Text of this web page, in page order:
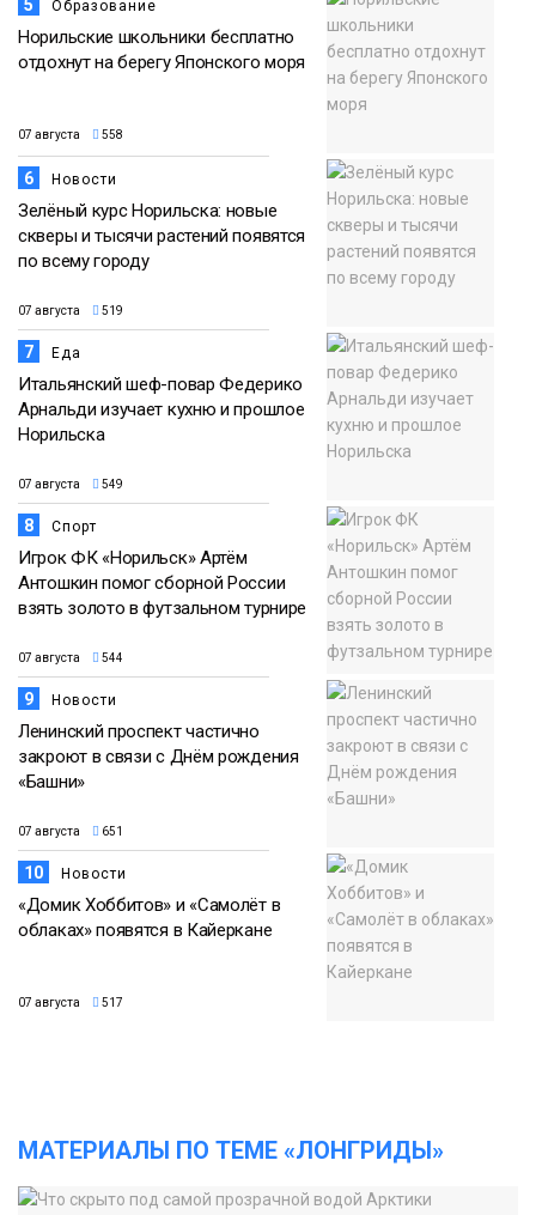
5 Образование
Норильские школьники бесплатно
отдохнут на берегу Японского моря
07 августа 558
6 Новости
Зелёный курс Норильска: новые
скверы и тысячи растений появятся
по всему городу
07 августа 519
7 Еда
Итальянский шеф-повар Федерико
Арнальди изучает кухню и прошлое
Норильска
07 августа 549
8 Спорт
Игрок ФК «Норильск» Артём
Антошкин помог сборной России
взять золото в футзальном турнире
07 августа 544
9 Новости
Ленинский проспект частично
закроют в связи с Днём рождения
«Башни»
07 августа 651
10 Новости
«Домик Хоббитов» и «Самолёт в
облаках» появятся в Кайеркане
07 августа 517
МАТЕРИАЛЫ ПО ТЕМЕ «ЛОНГРИДЫ»